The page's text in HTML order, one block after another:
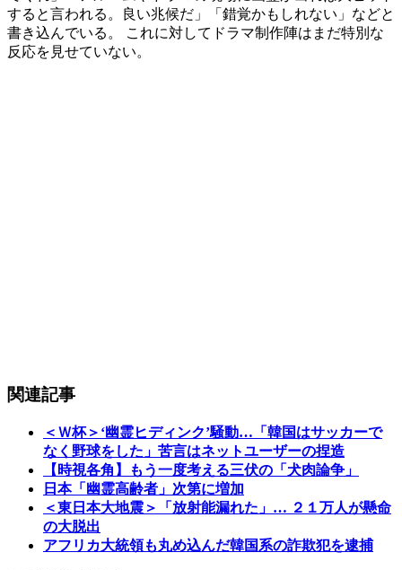
すると言われる。良い兆候だ」「錯覚かもしれない」などと
書き込んでいる。 これに対してドラマ制作陣はまだ特別な
反応を見せていない。
関連記事
＜Ｗ杯＞‘幽霊ヒディンク’騒動…「韓国はサッカーで
なく野球をした」苦言はネットユーザーの捏造
【時視各角】もう一度考える三伏の「犬肉論争」
日本「幽霊高齢者」次第に増加
＜東日本大地震＞「放射能漏れた」… ２１万人が懸命
の大脱出
アフリカ大統領も丸め込んだ韓国系の詐欺犯を逮捕